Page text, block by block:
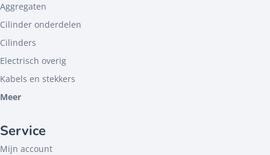
Aggregaten
Cilinder onderdelen
Cilinders
Electrisch overig
Kabels en stekkers
Meer
Service
Mijn account